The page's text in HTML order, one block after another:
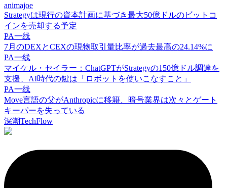
animajoe
Strategyは現行の資本計画に基づき最大50億ドルのビットコ
インを売却する予定
PA一线
7月のDEXとCEXの現物取引量比率が過去最高の24.14%に
PA一线
マイケル・セイラー：ChatGPTがStrategyの150億ドル調達を
支援、AI時代の鍵は「ロボットを使いこなすこと」
PA一线
Move言語の父がAnthropicに移籍、暗号業界は次々とゲート
キーパーを失っている
深潮TechFlow